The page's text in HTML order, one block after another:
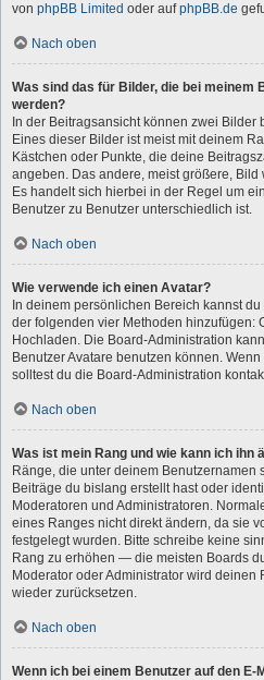
von phpBB Limited oder aufphpBB.de
Nach oben
Was sind das für Bilder, die bei meinem
werden?
In der Beitragsansicht können zwei
Eines dieser Bilder ist meist mit deinem
Kästchen oder Punkte, die deine
angeben. Das andere, meist größere, Bild
Es handelt sich hierbei in der Regel um
Benutzer zu Benutzer unterschiedlich ist.
Nach oben
Wie verwende ich einen Avatar?
In deinem persönlichen Bereich kannst
der folgenden vier Methoden hinzufügen:
Hochladen. Die Board-Administration
Benutzer Avatare benutzen können.
solltest du die Board-Administration
Nach oben
Was ist mein Rang und wie kann ich ihn
Ränge, die unter deinem Benutzernamen
Beiträge du bislang erstellt hast oder
Moderatoren und Administratoren.
eines Ranges nicht direkt ändern, da sie
festgelegt wurden. Bitte schreibe keine
Rang zu erhöhen — die meisten Boards
Moderator oder Administrator wird deinen
wieder zurücksetzen.
Nach oben
Wenn ich bei einem Benutzer auf den